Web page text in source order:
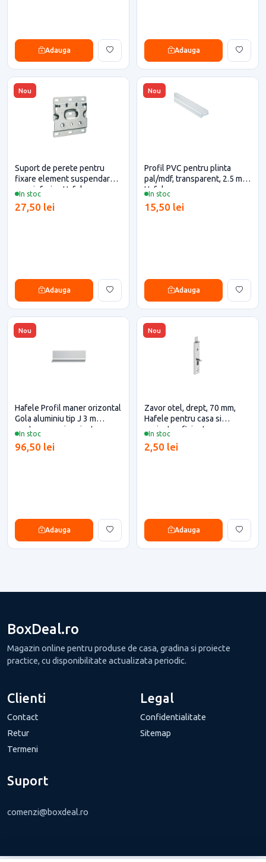
Adauga Adauga
Nou
In stoc
Suport de perete pentru
fixare element suspendare
corp inferior, Hafele
27,50 lei
Adauga
Nou
In stoc
Profil PVC pentru plinta
pal/mdf, transparent, 2.5 m,
Hafele
15,50 lei
Adauga
Nou
In stoc
Hafele Profil maner orizontal
Gola aluminiu tip J 3 m
pentru casa si proiecte
96,50 lei
Adauga
Nou
In stoc
Zavor otel, drept, 70 mm,
Hafele pentru casa si
proiecte eficiente
2,50 lei
Adauga
BoxDeal.ro
Magazin online pentru produse de casa, gradina si proiecte
practice, cu disponibilitate actualizata periodic.
Clienti
Contact
Retur
Termeni
Legal
Confidentialitate
Sitemap
Suport
comenzi@boxdeal.ro